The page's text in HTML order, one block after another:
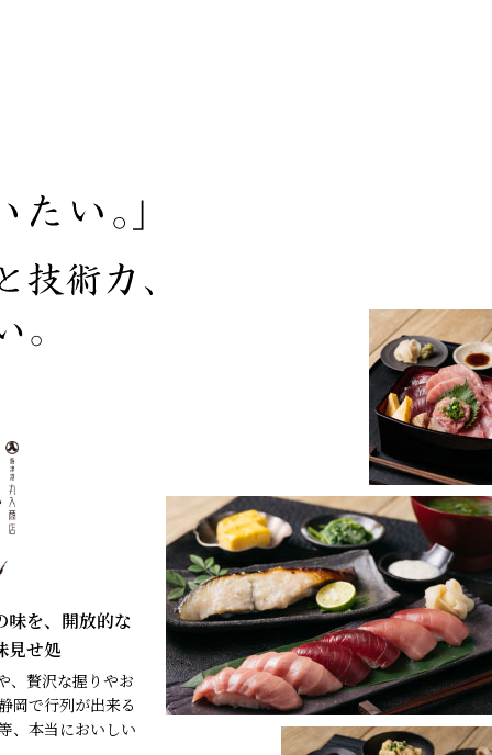
味を、開放的な
見せ処
、贅沢な握りやお
岡で行列が出来る
、本当においしい